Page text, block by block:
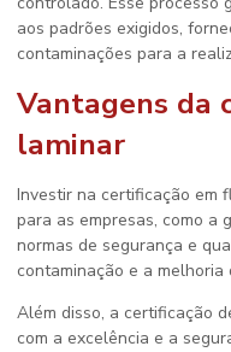
aos padrões exigidos,
contaminações para a
Vantagens da
laminar
Investir na certificação em
para as empresas, como a
normas de segurança e
contaminação e a
Além disso, a certificação
com a excelência e a